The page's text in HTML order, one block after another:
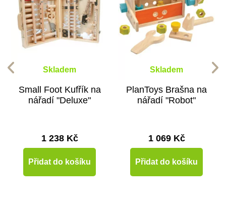
Skladem
Small Foot Kufřík na
nářadí "Deluxe"
1 238 Kč
Přidat do košíku
Skladem
PlanToys Brašna na
nářadí "Robot"
1 069 Kč
Přidat do košíku